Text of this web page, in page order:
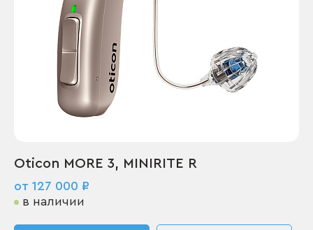
Oticon MORE 3, MINIRITE R
от 127 000 ₽
в наличии